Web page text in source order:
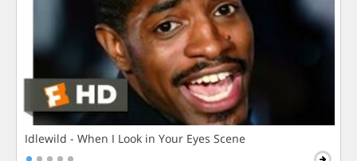
Idlewild - When I Look in Your Eyes Scene